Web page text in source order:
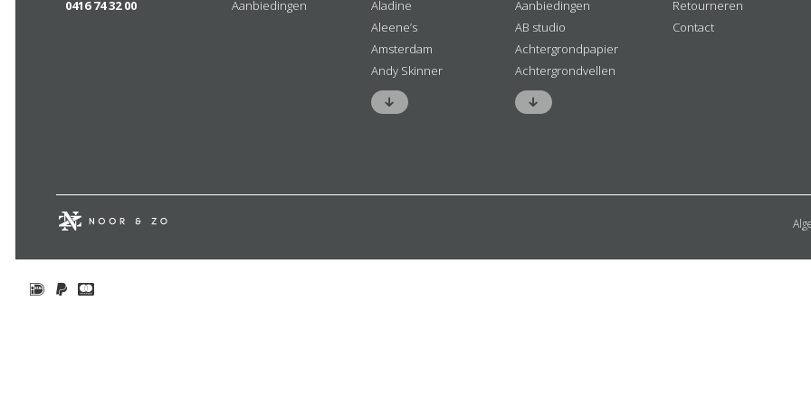
0416 74 32 00
Aanbiedingen
Aladine
Aleene’s
Amsterdam
Andy Skinner
Aanbiedingen
AB studio
Achtergrondpapier
Achtergrondvellen
Retourneren
Contact